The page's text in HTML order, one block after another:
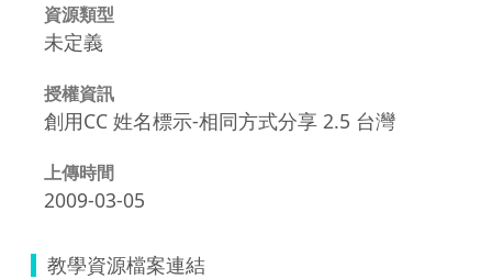
資源類型
未定義
授權資訊
創用CC 姓名標示-相同方式分享 2.5 台灣
上傳時間
2009-03-05
教學資源檔案連結